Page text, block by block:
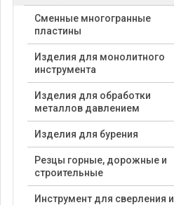
Cменные многогранные
пластины
Изделия для монолитного
инструмента
Изделия для обработки
металлов давлением
Изделия для бурения
Резцы горные, дорожные и
строительные
Инструмент для сверления и